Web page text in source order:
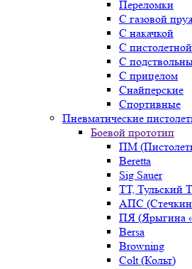
Переломки
С газовой
С накачкой
С
С
С прицелом
Снайперские
Спортивные
Пневматические
Боевой прототип
ПМ
Beretta
Sig Sauer
ТТ, Тульский
АПС
ПЯ (Ярыгина
Bersa
Browning
Colt (Кольт)